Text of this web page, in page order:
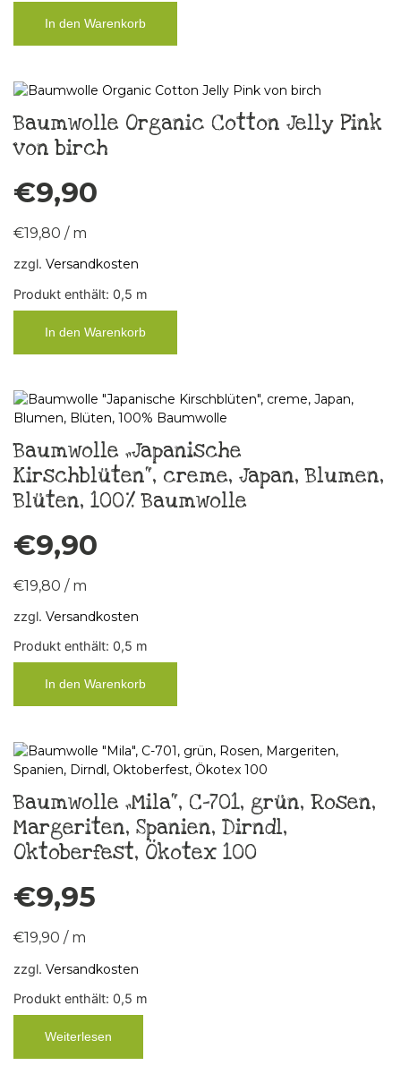
In den Warenkorb
Baumwolle Organic Cotton Jelly Pink
von birch
€9,90
€19,80 / m
zzgl. Versandkosten
Produkt enthält: 0,5 m
In den Warenkorb
Baumwolle „Japanische
Kirschblüten“, creme, Japan, Blumen,
Blüten, 100% Baumwolle
€9,90
€19,80 / m
zzgl. Versandkosten
Produkt enthält: 0,5 m
In den Warenkorb
Baumwolle „Mila“, C-701, grün, Rosen,
Margeriten, Spanien, Dirndl,
Oktoberfest, Ökotex 100
€9,95
€19,90 / m
zzgl. Versandkosten
Produkt enthält: 0,5 m
Weiterlesen